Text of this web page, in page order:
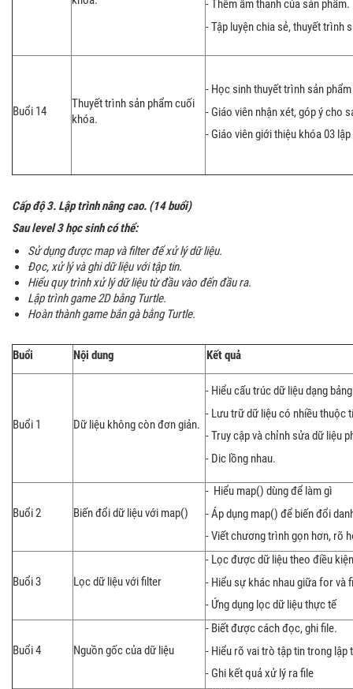
- Thêm âm thanh của sản phẩm.
- Tập luyện chia sẻ, thuyết trình
Buổi 14
Thuyết trình sản phẩm cuối
khóa.
- Học sinh thuyết trình sản
- Giáo viên nhận xét, góp ý cho
- Giáo viên giới thiệu khóa 03
Cấp độ 3. Lập trình nâng cao. (14buổi)
Sau level 3 học sinh có thể:
Sử dụng được map và filter để xử lý dữ liệu.
Đọc, xử lý và ghi dữ liệu với tập tin.
Hiểu quy trình xử lý dữ liệu từ đầu vào đến đầu ra.
Lập trình game 2D bằng Turtle.
Hoàn thành game bắn gà bằng Turtle.
Buổi Nội dung Kết quả
Buổi 1 Dữ liệu không còn đơn giản.
- Hiểu cấu trúc dữ liệu dạng bảng
- Lưu trữ dữ liệu có nhiều thuộc
- Truy cập và chỉnh sửa dữ liệu
- Dic lồng nhau.
Buổi 2 Biến đổi dữ liệu với map()
- Hiểu map() dùng để làm gì
- Áp dụng map() để biến đổi
- Viết chương trình gọn hơn, rõ
Buổi 3 Lọc dữ liệu với filter
- Lọc được dữ liệu theo điều kiện
- Hiểu sự khác nhau giữa for và
- Ứng dụng lọc dữ liệu thực tế
Buổi 4 Nguồn gốc của dữ liệu
- Biết được cách đọc, ghi file.
- Hiểu rõ vai trò tập tin trong lập
- Ghi kết quả xử lý ra file